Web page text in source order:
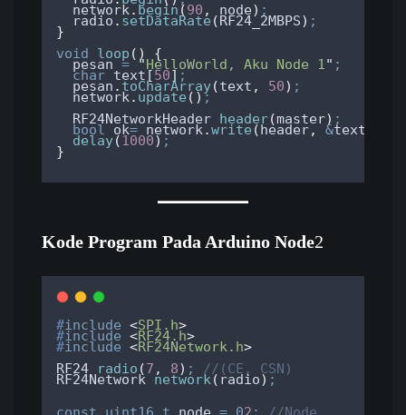
network. begin (90 , node) ;
radio . setDataRate (RF24_2MBPS) ;
}
void
loop () {
  pesan
= "HelloWorld, Aku Node 1" ;
char text [50] ;
pesan . toCharArray(text , 50) ;
network. update () ;
  RF24NetworkHeader
header(master) ;
bool ok= network.write (header, &text
delay(1000) ;
}
Kode Program Pada Arduino Node2
#include <SPI.h>
#include <RF24.h>
#include <RF24Network.h>
RF24
radio (7 , 8) ; //(CE, CSN)
RF24Network network( radio) ;